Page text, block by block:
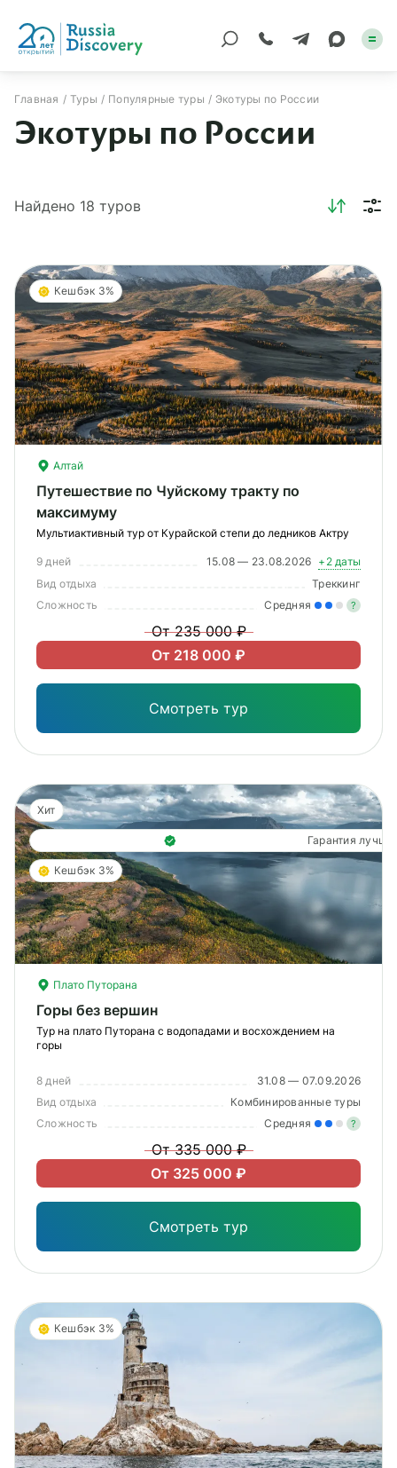
Каталог туров
Регионы
Круизы
Индивидуальные
Корпоративные
О компании
Сертификаты
Подписаться
10:00–20:00
11:00–20:00
Главная Туры Популярные туры Экотуры по России
Экотуры по России
Найдено 18 туров
Кешбэк 3%
Алтай
Путешествие по Чуйскому тракту по
максимуму
Мультиактивный тур от Курайской степи до ледников Актру
9 дней 15.08 — 23.08.2026 +2 даты
Вид отдыха
Треккинг
Сложность
Средняя ?
От 235 000 ₽
От 218 000 ₽
Смотреть тур
Хит
Гарантия
Кешбэк 3%
Плато Путорана
Горы без вершин
Тур на плато Путорана с водопадами и восхождением на
горы
8 дней
31.08 — 07.09.2026
Вид отдыха
Комбинированные туры
Сложность
Средняя ?
От 335 000 ₽
От 325 000 ₽
Смотреть тур
Кешбэк 3%